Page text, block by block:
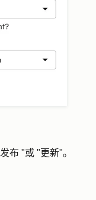
发布 "或 "更新"。